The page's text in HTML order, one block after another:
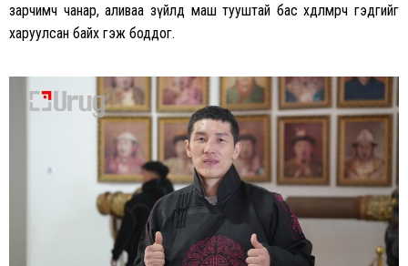
зарчимч чанар, аливаа зүйлд маш тууштай бас хөдөлмөрч гэдгийг
харуулсан байх гэж боддог.